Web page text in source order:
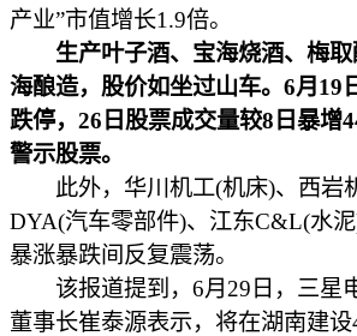
产业”市值增长1.9倍。
生产叶子酒、宝海烧酒、梅
海酿造，股价如坐过山车。6月19
跌停，26日股票成交量较8日暴增
警示股票。
此外，华川机工(机床)、西岩
DYA(汽车零部件)、江东C&L(水
暴涨暴跌间反复震荡。
该报道提到，6月29日，三星
董事长崔泰源表示，将在湖南建